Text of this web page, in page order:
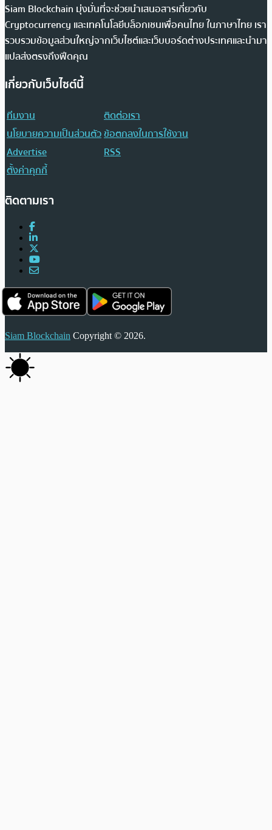
Siam Blockchain มุ่งมั่นที่จะช่วยนำเสนอสารเกี่ยวกับ
Cryptocurrency และเทคโนโลยีบล็อกเชนเพื่อคนไทย ในภาษาไทย เรา
รวบรวมข้อมูลส่วนใหญ่จากเว็บไซต์และเว็บบอร์ดต่างประเทศและนำมา
แปลส่งตรงถึงฟีดคุณ
เกี่ยวกับเว็บไซต์นี้
ทีมงาน
ติดต่อเรา
นโยบายความเป็นส่วนตัวข้อตกลงในการใช้งาน
Advertise
RSS
ตั้งค่าคุกกี้
ติดตามเรา
Siam Blockchain Copyright © 2026.